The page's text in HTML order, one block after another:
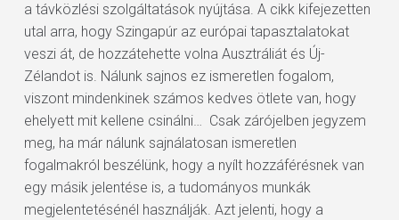
a távközlési szolgáltatások nyújtása. A cikk kifejezetten
utal arra, hogy Szingapúr az európai tapasztalatokat
veszi át, de hozzátehette volna Ausztráliát és Új-
Zélandot is. Nálunk sajnos ez ismeretlen fogalom,
viszont mindenkinek számos kedves ötlete van, hogy
ehelyett mit kellene csinálni… Csak zárójelben jegyzem
meg, ha már nálunk sajnálatosan ismeretlen
fogalmakról beszélünk, hogy a nyílt hozzáférésnek van
egy másik jelentése is, a tudományos munkák
megjelentetésénél használják. Azt jelenti, hogy a